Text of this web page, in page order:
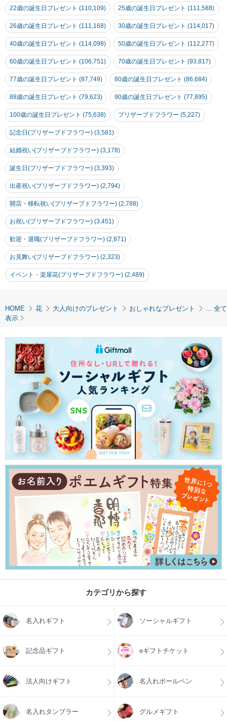
22歳の誕生日プレゼント (110,109) 25歳の誕生日プレゼント (111,588)
26歳の誕生日プレゼント (111,168) 30歳の誕生日プレゼント (114,017)
40歳の誕生日プレゼント (114,098) 50歳の誕生日プレゼント (112,277)
60歳の誕生日プレゼント (106,751) 70歳の誕生日プレゼント (93,817)
77歳の誕生日プレゼント (87,749) 80歳の誕生日プレゼント (86,684)
88歳の誕生日プレゼント (79,623) 90歳の誕生日プレゼント (77,895)
100歳の誕生日プレゼント (75,638) プリザーブドフラワー (5,227)
記念日(プリザーブドフラワー) (3,581)
結婚祝い(プリザーブドフラワー) (3,178)
誕生日(プリザーブドフラワー) (3,393)
出産祝い(プリザーブドフラワー) (2,794)
開店・移転祝い(プリザーブドフラワー) (2,788)
お祝い(プリザーブドフラワー) (3,451)
歓迎・退職(プリザーブドフラワー) (2,871)
お見舞い(プリザーブドフラワー) (2,323)
イベント・楽屋花(プリザーブドフラワー) (2,489)
HOME 花 大人向けのプレゼント おしゃれなプレゼント
全て
表示
カテゴリから探す
名入れギフト ソーシャルギフト
記念品ギフト eギフトチケット
法人向けギフト 名入れボールペン
名入れタンブラー グルメギフト